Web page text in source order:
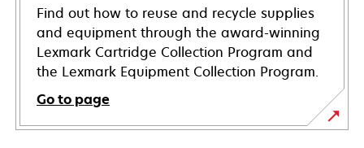
Find out how to reuse and recycle supplies
and equipment through the award-winning
Lexmark Cartridge Collection Program and
the Lexmark Equipment Collection Program.
Go to page